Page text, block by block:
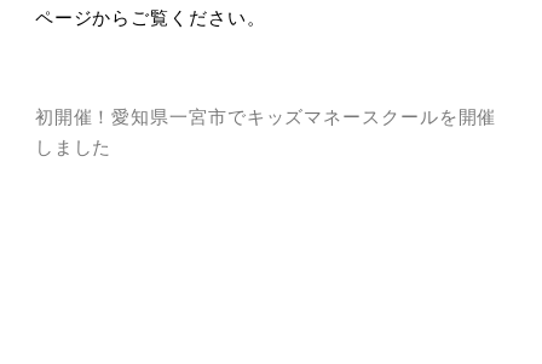
ページからご覧ください。
初開催！愛知県一宮市でキッズマネースクールを開催
しました